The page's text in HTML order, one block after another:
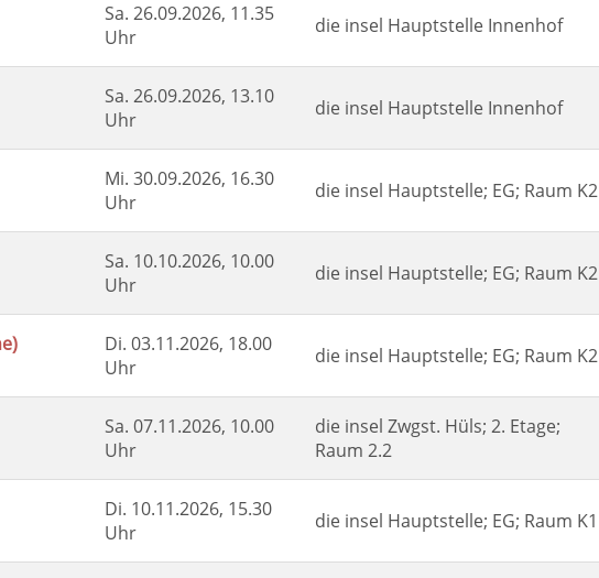
Sa. 26.09.2026, 11.35
Uhr
die insel Hauptstelle Innenhof
Sa. 26.09.2026, 13.10
Uhr
die insel Hauptstelle Innenhof
Mi. 30.09.2026, 16.30
Uhr
die insel Hauptstelle; EG; Raum K2
Sa. 10.10.2026, 10.00
Uhr
die insel Hauptstelle; EG; Raum K2
Di. 03.11.2026, 18.00
Uhr
die insel Hauptstelle; EG; Raum K2
Sa. 07.11.2026, 10.00
Uhr
die insel Zwgst. Hüls; 2. Etage;
Raum 2.2
Di. 10.11.2026, 15.30
Uhr
die insel Hauptstelle; EG; Raum K1